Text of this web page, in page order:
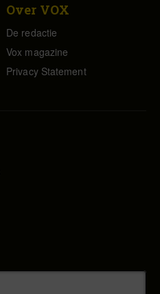
Over VOX
De redactie
Vox magazine
Privacy Statement